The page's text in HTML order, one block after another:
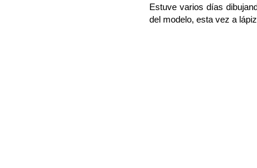
Estuve varios días
del modelo, esta vez a